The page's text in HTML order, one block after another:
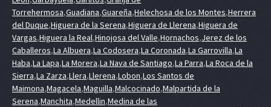
Torrehermosa,Guadiana,Guareña,Helechosa de los Montes,Herrera
del Duque,Higuera de la Serena,Higuera de Llerena,Higuera de
Vargas,Higuera la Real,Hinojosa del Valle,Hornachos,Jerez de los
Caballeros,La Albuera,La Codosera,La Coronada,La Garrovilla,La
Haba,La Lapa,La Morera,La Nava de Santiago,La Parra,La Roca de la
Sierra,La Zarza,Llera,Llerena,Lobon,Los Santos de
Maimona,Magacela,Maguilla,Malcocinado,Malpartida de la
Serena,Manchita,Medellin,Medina de las